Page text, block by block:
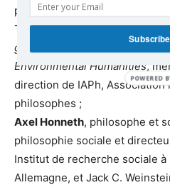
philosophie politique à
Tre, Italia, directrice du Master
genere
, cofondatrice du
Environmental Humanities,
direction de IAPh,
philosophes ;
Axel Honneth, philosophe et
philosophie sociale et
Institut de recherche sociale
Allemagne, et Jack C.